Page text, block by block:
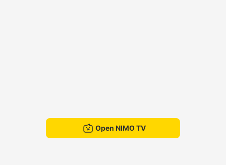
Open NIMO TV